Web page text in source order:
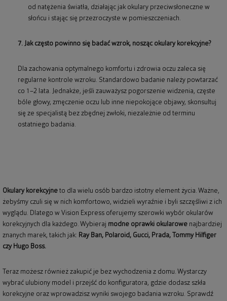
od natężenia światła, działając jak okulary przeciwsłoneczne w
słońcu i stając się przezroczyste w pomieszczeniach.
7. Jak często powinno się badać wzrok, nosząc okulary korekcyjne?
Dla zachowania optymalnego komfortu i zdrowia oczu zaleca się
regularne kontrole wzroku. Standardowo badanie należy powtarzać
co 1–2 lata. Jednakże, jeśli zauważysz pogorszenie widzenia, częste
bóle głowy, zmęczenie oczu lub inne niepokojące objawy, skonsultuj
się ze specjalistą bez zbędnej zwłoki, niezależnie od terminu
ostatniego badania.
Okulary korekcyjne to dla wielu osób bardzo istotny element życia. Ważne,
żebyśmy czuli się w nich komfortowo, widzieli wyraźnie i byli szczęśliwi z ich
wyglądu. Dlatego w Vision Express oferujemy szerowki wybór okularów
korekcyjnych dla każdego. Wybieraj modne oprawki okularowe najbardziej
znanych marek, takich jak: Ray Ban, Polaroid , Gucci, Prada, Tommy Hilfiger
czy Hugo Boss.
Teraz możesz również zakupić je bez wychodzenia z domu. Wystarczy
wybrać ulubiony model i przejść do konfiguratora, gdzie dodasz szkła
korekcyjne oraz wprowadzisz wyniki swojego badania wzroku. Sprawdź